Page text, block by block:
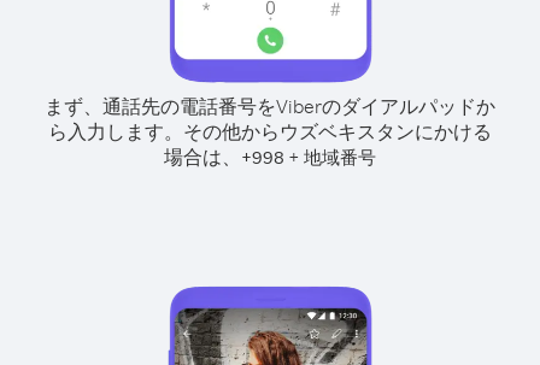
まず、通話先の電話番号をViberのダイアルパッドか
ら入力します。 その他からウズベキスタンにかける
場合は、 +998 + 地域番号